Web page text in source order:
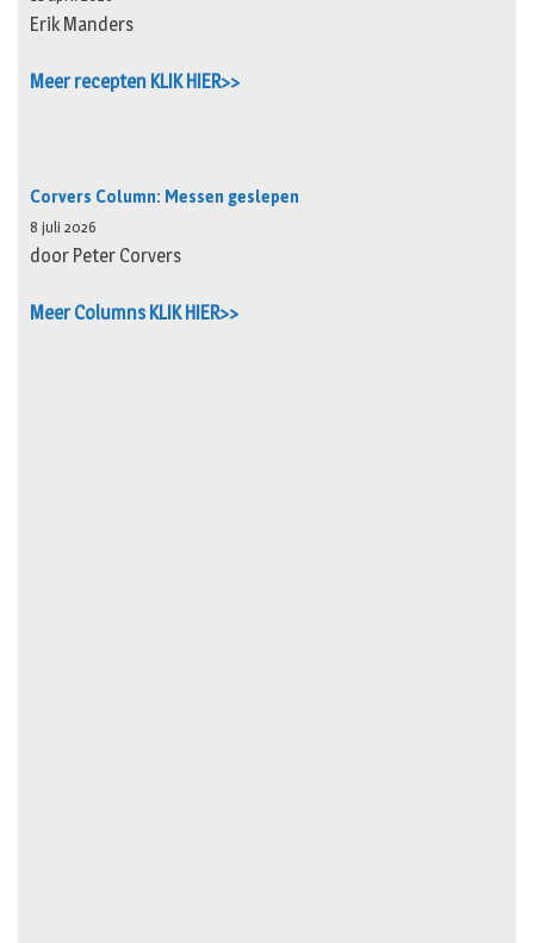
Erik Manders
Meer recepten KLIK HIER>>
Corvers Column: Messen geslepen
8 juli 2026
door Peter Corvers
Meer Columns KLIK HIER>>